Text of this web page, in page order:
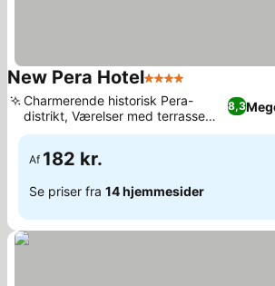
New Pera Hotel4 Stjerner
8,3
Charmerende historisk Pera-
distrikt, Værelser med terrasse
eller balkon
Af 182 kr.
Se priser fra 14 hjemmesider